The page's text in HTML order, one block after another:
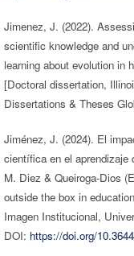
Jimenez, J. (2022).
scientific knowledge and
learning about evolution in
[Doctoral dissertation,
Dissertations & Theses
Jiménez, J. (2024). El
científica en el aprendizaje
M. Diez & Queiroga-Dios
outside the box in
Imagen Institucional,
DOI: https://doi.org/